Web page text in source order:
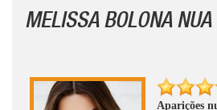
MELISSA BOLONA NUA
Aparições